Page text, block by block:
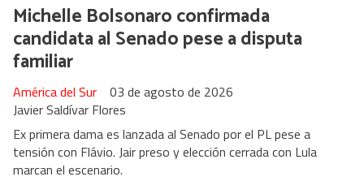
Michelle Bolsonaro confirmada
candidata al Senado pese a disputa
familiar
Javier Saldívar Flores
América del Sur 03 de agosto de 2026
Ex primera dama es lanzada al Senado por el PL pese a
tensión con Flávio. Jair preso y elección cerrada con Lula
marcan el escenario.